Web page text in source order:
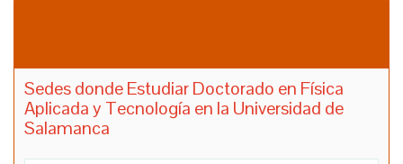
Sedes donde Estudiar Doctorado en Física
Aplicada y Tecnología en la Universidad de
Salamanca